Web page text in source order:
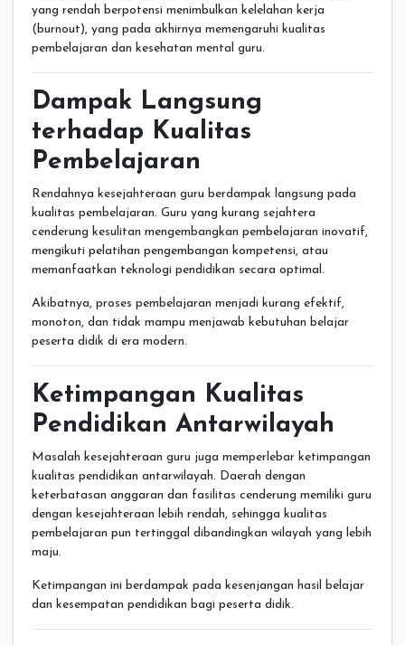
yang rendah berpotensi menimbulkan kelelahan kerja
(burnout), yang pada akhirnya memengaruhi kualitas
pembelajaran dan kesehatan mental guru.
Dampak Langsung
terhadap Kualitas
Pembelajaran
Rendahnya kesejahteraan guru berdampak langsung pada
kualitas pembelajaran. Guru yang kurang sejahtera
cenderung kesulitan mengembangkan pembelajaran inovatif,
mengikuti pelatihan pengembangan kompetensi, atau
memanfaatkan teknologi pendidikan secara optimal.
Akibatnya, proses pembelajaran menjadi kurang efektif,
monoton, dan tidak mampu menjawab kebutuhan belajar
peserta didik di era modern.
Ketimpangan Kualitas
Pendidikan Antarwilayah
Masalah kesejahteraan guru juga memperlebar ketimpangan
kualitas pendidikan antarwilayah. Daerah dengan
keterbatasan anggaran dan fasilitas cenderung memiliki guru
dengan kesejahteraan lebih rendah, sehingga kualitas
pembelajaran pun tertinggal dibandingkan wilayah yang lebih
maju.
Ketimpangan ini berdampak pada kesenjangan hasil belajar
dan kesempatan pendidikan bagi peserta didik.